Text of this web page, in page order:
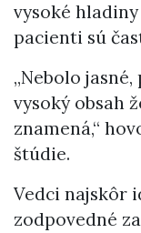
vysoké
pacienti sú
„Nebolo
vysoký obsah
znamená,“
štúdie.
Vedci najskôr
zodpovedné